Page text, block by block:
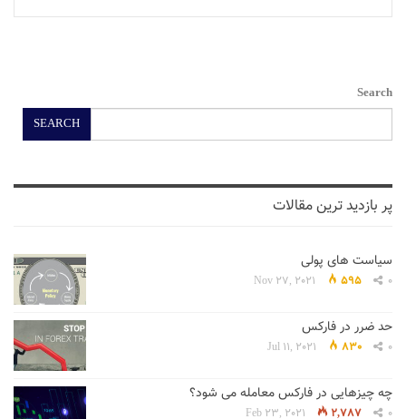
Search
SEARCH
پر بازدید ترین مقالات
سیاست های پولی
Nov 27, 2021 595 0
حد ضرر در فارکس
Jul 11, 2021 830 0
چه چیزهایی در فارکس معامله می شود؟
Feb 23, 2021 2,787 0